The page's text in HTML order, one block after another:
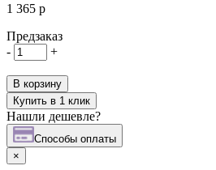
1 365 р
Предзаказ
-
+
В корзину
Купить в 1 клик
Нашли дешевле?
Cпособы оплаты
×